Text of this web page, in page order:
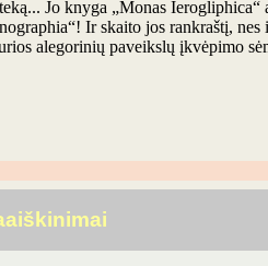
Jo knyga „Monas Ierogliphica“
Ir skaito jos rankraštį,
alegorinių paveikslų įkvėpimo